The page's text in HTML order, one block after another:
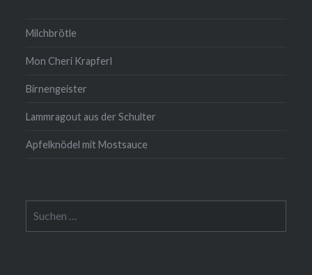
Milchbrötle
Mon Cheri Krapferl
Birnengeister
Lammragout aus der Schulter
Apfelknödel mit Mostsauce
nach: